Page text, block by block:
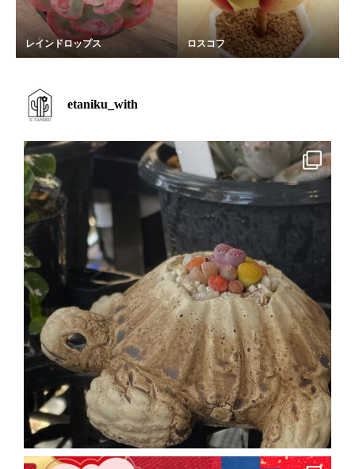
レインドロップス ロスコフ
etaniku_with